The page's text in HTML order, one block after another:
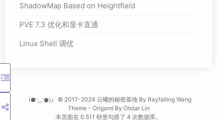
ShadowMap Based on Heightfield
PVE 7.3 优化和显卡直通
Linux Shell 调优
(●'◡'●)ﾉ © 2017-2024 云曦的秘密基地 By Rayfalling Wang
Theme - Origami By Otstar Lin
本页面在 0.511 秒里勾搭了 4 次数据库。